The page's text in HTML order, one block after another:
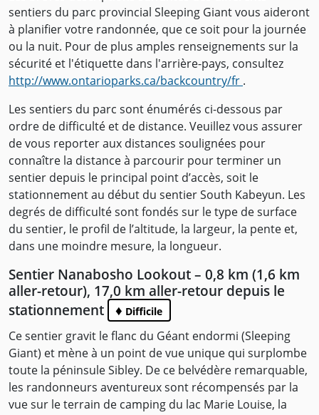
sentiers du parc provincial Sleeping Giant vous aideront
à planifier votre randonnée, que ce soit pour la journée
ou la nuit. Pour de plus amples renseignements sur la
sécurité et l'étiquette dans l'arrière-pays, consultez
http://www.ontarioparks.ca/backcountry/fr .
Les sentiers du parc sont énumérés ci-dessous par
ordre de difficulté et de distance. Veuillez vous assurer
de vous reporter aux distances soulignées pour
connaître la distance à parcourir pour terminer un
sentier depuis le principal point d’accès, soit le
stationnement au début du sentier South Kabeyun. Les
degrés de difficulté sont fondés sur le type de surface
du sentier, le profil de l’altitude, la largeur, la pente et,
dans une moindre mesure, la longueur.
Sentier Nanabosho Lookout – 0,8 km (1,6 km
aller-retour), 17,0 km aller-retour depuis le
stationnement
♦ Difficile
Ce sentier gravit le flanc du Géant endormi (Sleeping
Giant) et mène à un point de vue unique qui surplombe
toute la péninsule Sibley. De ce belvédère remarquable,
les randonneurs aventureux sont récompensés par la
vue sur le terrain de camping du lac Marie Louise, la